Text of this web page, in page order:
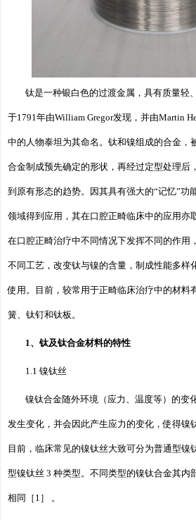
钛是一种银白色的过渡金属，具有质量轻
于1791年由William Gregor发现，并由Martin
中的人物泰坦为其命名。钛和镍组成的合金，
合金制成预先确定的形状，再经过定型处理后
到原有形态的趋势。因其具有强大的“记忆”功
领域得到应用，其在口腔正畸临床中的应用亦
在口腔正畸治疗中不同情况下发挥不同的作用
不同工艺，改变钛与镍的含量，制成性能多样
使用。目前，较常用于正畸临床治疗中的材料
簧、钛钉和钛板。
1、钛及钛合金材料的特性
1.1 镍钛丝
镍钛合金随外环境（应力、温度等）的变
发生变化，并会因此产生应力的变化，使得镍
目前，临床常见的镍钛丝大致可分为普通型镍
型镍钛丝 3 种类型。不同类型的镍钛合金其内
相同［1］ 。